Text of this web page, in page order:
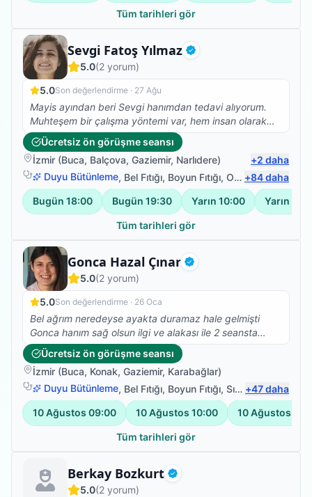
iyileşmenin farkındayız, seanslarımıza devam ediyoruz.
Her şey için Yaşar bey’e çok teşekkür ederiz.
Tüm tarihleri gör
Sevgi Fatoş Yılmaz Doğrulanmış
Fizyoterapist
5.0(2 yorum)
5.0Son değerlendirme · 27 Ağu
Mayis ayından beri Sevgi hanımdan tedavi alıyorum.
Muhteşem bir çalışma yöntemi var, hem insan olarak
hemde profesyonel olarak çok taktir ediyorum. Ve
kesinlikle fizik tedavi, Kuru iğne, eksersiz ihtiyacı olan
herkese tavsiye ediyorum.
Ücretsiz ön görüşme seansı
İzmir (Buca, Balçova, Gaziemir, Narlıdere) +2 daha
Duyu Bütünleme, Bel Fıtığı, Boyun Fıtığı, Omuz Bağ Yaralanması +84daha
Bugün 18:00 Bugün 19:30 Yarın 10:00 Yarın
Tüm tarihleri gör
Gonca Hazal Çınar Doğrulanmış
Fizyoterapist
5.0(2 yorum)
5.0Son değerlendirme · 26 Oca
Bel ağrım neredeyse ayakta duramaz hale gelmişti
Gonca hanım sağ olsun ilgi ve alakası ile 2 seansta
belimdeki ağrı ve bacaklarımdaki çekmeler sona erdi
fizyoterapi hareketlerime devam ediyorum ve kendimi
daha formda hissediyorum teşekkürler Gonca hanım
Ücretsiz ön görüşme seansı
İzmir (Buca, Konak, Gaziemir, Karabağlar)
Duyu Bütünleme, Bel Fıtığı, Boyun Fıtığı, Sırt Ağrısı +47daha
10 Ağustos 09:00 10 Ağustos 10:00 10 Ağustos
Tüm tarihleri gör
Berkay Bozkurt Doğrulanmış
Uzman Fizyoterapist
5.0(2 yorum)